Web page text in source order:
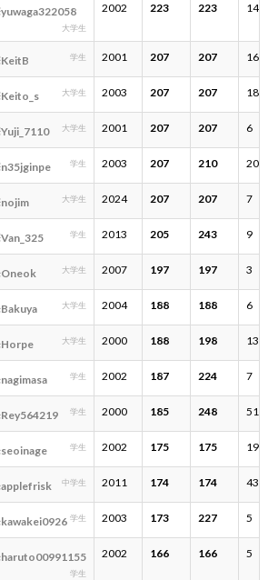
yuwaga322058
大学生
2002 223 223 14
KeitB 学生 2001 207 207 16
Keito_s 大学生 2003 207 207 18
Yuji_7110 大学生 2001 207 207 6
n35jginpe 学生 2003 207 210 20
nojim 大学生 2024 207 207 7
Van_325 学生 2013 205 243 9
Oneok 大学生 2007 197 197 3
Bakuya 大学生 2004 188 188 6
Horpe 大学生 2000 188 198 13
nagimasa 学生 2002 187 224 7
Rey564219 学生 2000 185 248 51
seoinage 学生 2002 175 175 19
applefrisk 中学生 2011 174 174 43
kawakei0926 学生 2003 173 227 5
haruto00991155
学生
2002 166 166 5